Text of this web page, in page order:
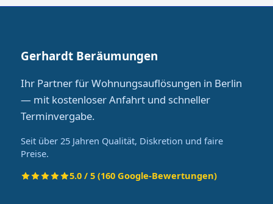
Gerhardt Beräumungen
Ihr Partner für Wohnungsauflösungen in Berlin
— mit kostenloser Anfahrt und schneller
Terminvergabe.
Seit über 25 Jahren Qualität, Diskretion und faire
Preise.
5.0 / 5 (160 Google-Bewertungen)